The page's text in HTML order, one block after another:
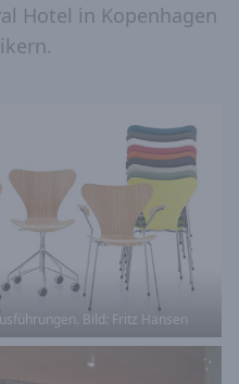
Hotel in Kopenhagen
Bild: Fritz Hansen